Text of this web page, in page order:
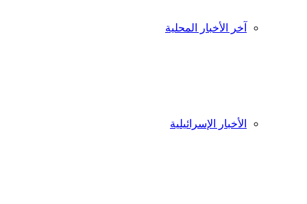
آخر الأخبار المحلية
الأخبار الإسرائيلية